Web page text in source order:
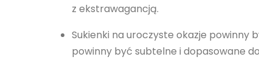
z ekstrawagancją.
Sukienki na uroczyste okazje powinny
powinny być subtelne i dopasowane